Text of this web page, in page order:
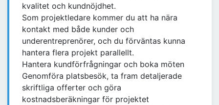
kvalitet och kundnöjdhet.
Som projektledare kommer du att ha nära
kontakt med både kunder och
underentreprenörer, och du förväntas kunna
hantera flera projekt parallellt.
Hantera kundförfrågningar och boka möten
Genomföra platsbesök, ta fram detaljerade
skriftliga offerter och göra
kostnadsberäkningar för projektet